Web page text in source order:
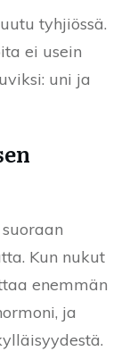
tyhjiössä.
ei usein
uni ja
Kun nukut
enemmän
ja